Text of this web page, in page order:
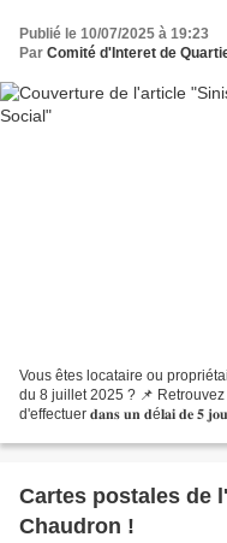
Publié le 10/07/2025 à 19:23
Par Comité d'Interet de
Vous êtes locataire ou
du 8 juillet 2025 ? 📌
d'effectuer 𝐝𝐚𝐧𝐬 𝐮𝐧 𝐝é𝐥𝐚𝐢 𝐝𝐞 𝟓
incendie...
Cartes postales de
Chaudron !